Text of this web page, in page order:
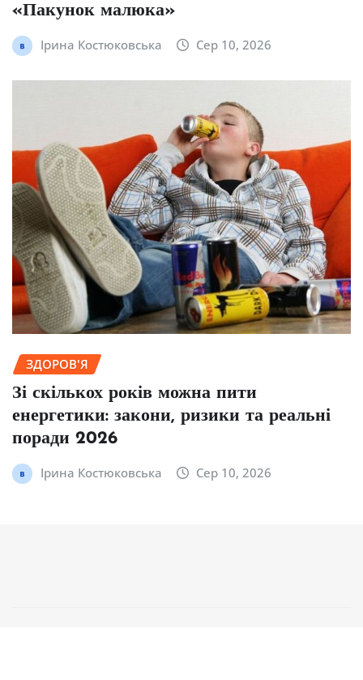
«Пакунок малюка»
Ірина Костюковська Сер 10, 2026
ЗДОРОВ'Я
Зі скількох років можна пити
енергетики: закони, ризики та реальні
поради 2026
Ірина Костюковська Сер 10, 2026